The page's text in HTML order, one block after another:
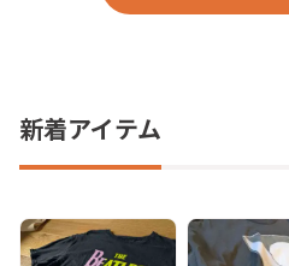
新着アイテム